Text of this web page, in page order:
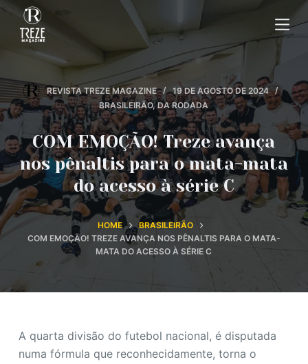
r
p
a
r
a
o
c
o
REVISTA TREZE MAGAZINE
19 DE AGOSTO DE 2024
BRASILEIRÃO,DA RODADA
COM EMOÇÃO! Treze avança
nos pênaltis para o mata-mata
do acesso à série C
HOME
BRASILEIRÃO
COM EMOÇÃO! TREZE AVANÇA NOS PÊNALTIS PARA O MATA-
MATA DO ACESSO À SÉRIE C
A quarta divisão do futebol nacional, é disputada
numa fórmula que reconhecidamente, torna o